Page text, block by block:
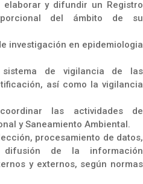
elaborar y difundir un Registro
del ámbito de su
investigación en epidemiologia
de vigilancia de las
así como la vigilancia
las actividades de
y Saneamiento Ambiental.
procesamiento de datos,
difusión de la información
y externos, según normas